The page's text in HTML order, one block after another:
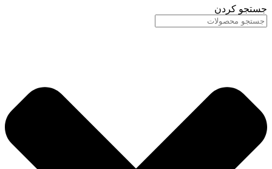
جستجو کردن